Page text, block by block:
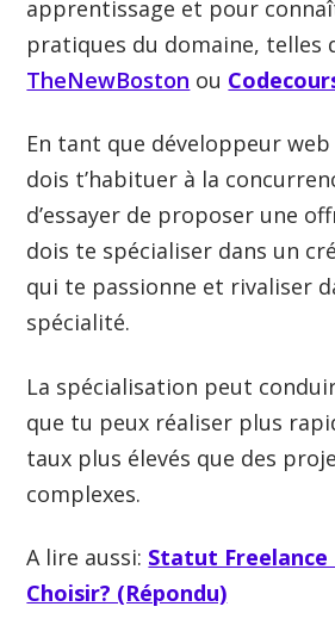
apprentissage et pour
pratiques du domaine, telles
TheNewBoston ou
En tant que développeur
dois t’habituer à la
d’essayer de proposer une
dois te spécialiser dans un
qui te passionne et rivaliser
spécialité.
La spécialisation peut
que tu peux réaliser plus
taux plus élevés que des
complexes.
A lire aussi: Statut
Choisir? (Répondu)